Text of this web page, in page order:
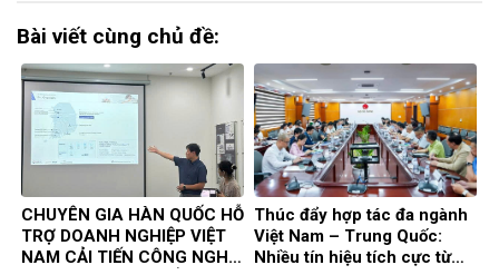
Bài viết cùng chủ đề:
CHUYÊN GIA HÀN QUỐC HỖ
TRỢ DOANH NGHIỆP VIỆT
NAM CẢI TIẾN CÔNG NGHỆ
Thúc đẩy hợp tác đa ngành
Việt Nam – Trung Quốc:
Nhiều tín hiệu tích cực từ